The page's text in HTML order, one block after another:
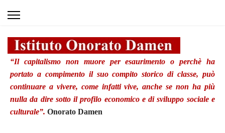
“Il capitalismo non muore per esaurimento o perchè ha
portato a compimento il suo compito storico di classe, può
continuare a vivere, come infatti vive, anche se non ha più
nulla da dire sotto il profilo economico e di sviluppo sociale e
culturale”. Onorato Damen